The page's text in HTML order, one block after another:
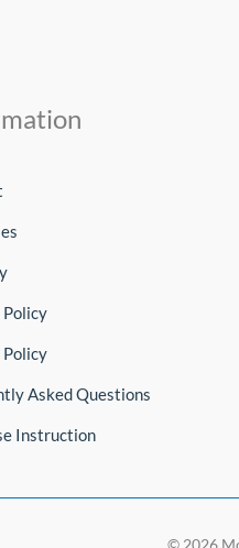
Asked Questions
Instruction
© 2026